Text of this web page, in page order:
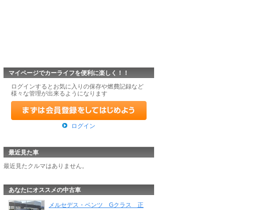
マイページでカーライフを便利に楽しく！！
ログインするとお気に入りの保存や燃費記録など
様々な管理が出来るようになります
ログイン
最近見た車
最近見たクルマはありません。
あなたにオススメの中古車
メルセデス・ベンツ Gクラス 正